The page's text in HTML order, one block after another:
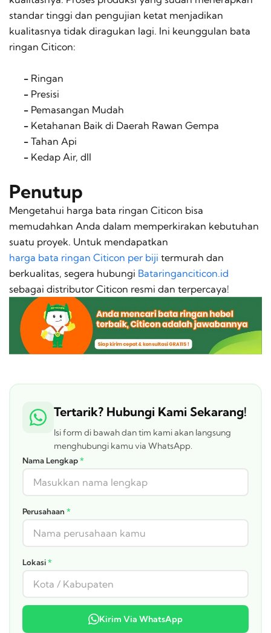
standar tinggi dan pengujian ketat menjadikan
kualitasnya tidak diragukan lagi. Ini keunggulan bata
ringan Citicon:
- Ringan
- Presisi
- Pemasangan Mudah
- Ketahanan Baik di Daerah Rawan Gempa
- Tahan Api
- Kedap Air, dll
Penutup
Mengetahui harga bata ringan Citicon bisa
memudahkan Anda dalam memperkirakan kebutuhan
suatu proyek. Untuk mendapatkan
harga bata ringan Citicon per biji termurah dan
berkualitas, segera hubungi Bataringanciticon.id
sebagai distributor Citicon resmi dan terpercaya!
Tertarik? Hubungi Kami Sekarang!
Isi form di bawah dan tim kami akan langsung
menghubungi kamu via WhatsApp.
Nama Lengkap*
Perusahaan *
Lokasi*
Kirim Via WhatsApp